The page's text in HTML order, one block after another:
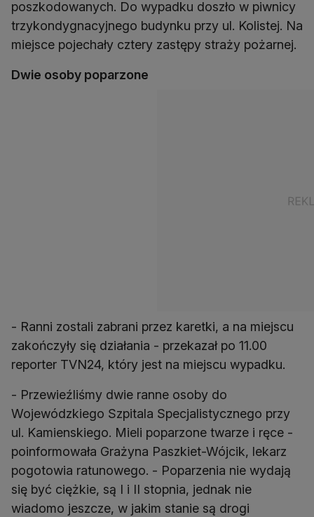
poszkodowanych. Do wypadku doszło w piwnicy
trzykondygnacyjnego budynku przy ul. Kolistej. Na
miejsce pojechały cztery zastępy straży pożarnej.
Dwie osoby poparzone
- Ranni zostali zabrani przez karetki, a na miejscu
zakończyły się działania - przekazał po 11.00
reporter TVN24, który jest na miejscu wypadku.
- Przewieźliśmy dwie ranne osoby do
Wojewódzkiego Szpitala Specjalistycznego przy
ul. Kamienskiego. Mieli poparzone twarze i ręce -
poinformowała Grażyna Paszkiet-Wójcik, lekarz
pogotowia ratunowego. - Poparzenia nie wydają
się być ciężkie, są I i II stopnia, jednak nie
wiadomo jeszcze, w jakim stanie są drogi